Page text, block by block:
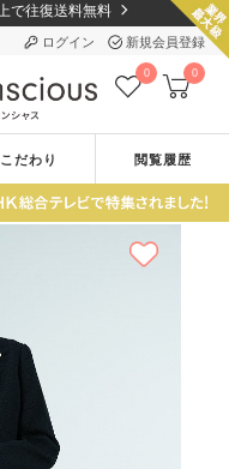
で往復送料無料
ログイン 新規会員登録
0 0
こだわり 閲覧履歴